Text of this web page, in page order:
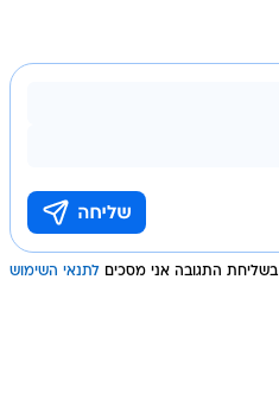
בשליחת התגובה אני מסכים לתנאי השימוש